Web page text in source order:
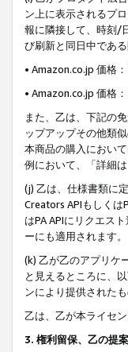
ン上に表示されるプ
報に隣接して、時刻/
び刷新と同日中であ
• Amazon.co.jp 価格
• Amazon.co.jp 価格
また、乙は、下記の
ップアップその他類
本商品の購入におい
例において、「詳細
(j) 乙は、仕様書類に
Creators APIもしくは
はPA APIにリクエス
ーにも適用されます。
(k) 乙が乙のアプリケ
と見えるところに、
ンにより提供された
乙は、乙が本ライセ
3. 権利留保、乙の提案